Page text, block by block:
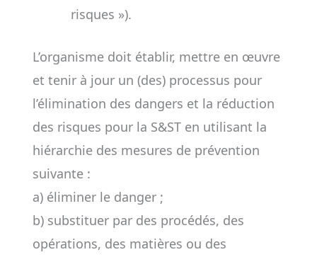
risques »).
L’organisme doit établir, mettre en œuvre
et tenir à jour un (des) processus pour
l’élimination des dangers et la réduction
des risques pour la S&ST en utilisant la
hiérarchie des mesures de prévention
suivante :
a) éliminer le danger ;
b) substituer par des procédés, des
opérations, des matières ou des